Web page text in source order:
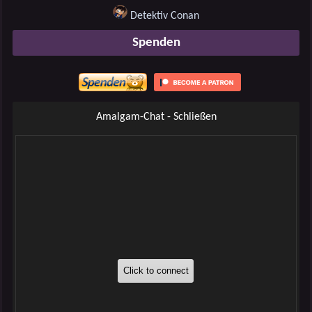
Detektiv Conan
Spenden
Amalgam-Chat - Schließen